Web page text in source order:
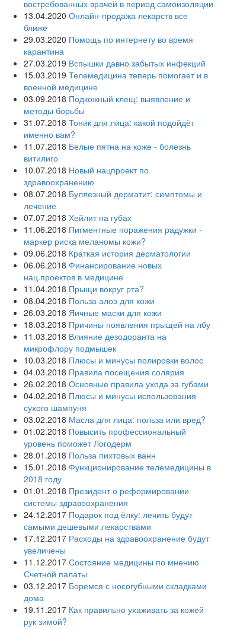
востребованных врачей в период самоизоляции
13.04.2020 Онлайн-продажа лекарств все
ближе
29.03.2020 Помощь по интернету во время
карантина
27.03.2019 Вспышки давно забытых инфекций
15.03.2019 Телемедицина теперь помогает и в
военной медицине
03.09.2018 Подкожный клещ: выявление и
методы борьбы
31.07.2018 Тоник для лица: какой подойдёт
именно вам?
11.07.2018 Белые пятна на коже - болезнь
витилиго
10.07.2018 Новый нацпроект по
здравоохранению
08.07.2018 Буллезный дерматит: симптомы и
лечение
07.07.2018 Хейлит на губах
11.06.2018 Пигментные поражения радужки -
маркер риска меланомы кожи?
09.06.2018 Краткая история дерматологии
06.06.2018 Финансирование новых
нац.проектов в медицине
11.04.2018 Прыщи вокруг рта?
08.04.2018 Польза алоэ для кожи
26.03.2018 Яичные маски для кожи
18.03.2018 Причины появления прыщей на лбу
11.03.2018 Влияние дезодоранта на
микрофлору подмышек
10.03.2018 Плюсы и минусы полировки волос
04.03.2018 Правила посещения солярия
26.02.2018 Основные правила ухода за губами
04.02.2018 Плюсы и минусы использования
сухого шампуня
03.02.2018 Масла для лица: польза или вред?
01.02.2018 Повысить профессиональный
уровень поможет Логодерм
28.01.2018 Польза пихтовых ванн
15.01.2018 Функционирование телемедицины в
2018 году
01.01.2018 Президент о реформировании
системы здравоохранения
24.12.2017 Подарок под ёлку: лечить будут
самыми дешевыми лекарствами
17.12.2017 Расходы на здравоохранение будут
увеличены
11.12.2017 Состояние медицины по мнению
Счетной палаты
03.12.2017 Боремся с носогубными складками
дома
19.11.2017 Как правильно ухаживать за кожей
рук зимой?